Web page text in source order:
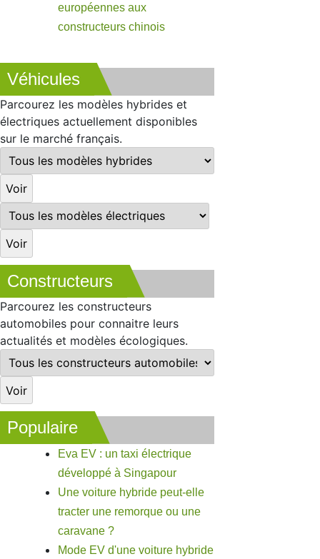
européennes aux
constructeurs chinois
Véhicules
Parcourez les modèles hybrides et
électriques actuellement disponibles
sur le marché français.
Constructeurs
Parcourez les constructeurs
automobiles pour connaitre leurs
actualités et modèles écologiques.
Populaire
Eva EV : un taxi électrique
développé à Singapour
Une voiture hybride peut-elle
tracter une remorque ou une
caravane ?
Mode EV d'une voiture hybride